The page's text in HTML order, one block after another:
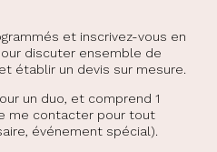
et inscrivez-vous en
discuter ensemble de
établir un devis sur mesure.
un duo, et comprend 1
me contacter pour tout
événement spécial).